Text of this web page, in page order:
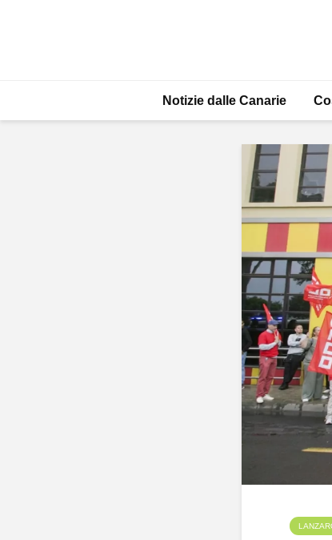
Notizie dalle Canarie